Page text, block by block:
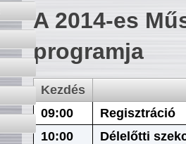
A 2014-es
programja
Kezdés
09:00
Regisztráció
10:00
Délelőtti